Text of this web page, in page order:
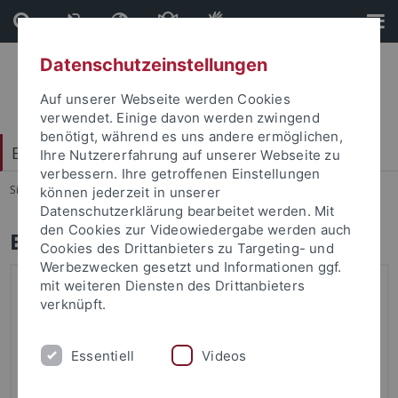
Direkt
zum
Inhalt
Direkt
zur
Fußleiste
Exzellenzcluster - HUMAN ORIGINS
Sie sind hier: Startseite ... Home
Exzellenzcluster HUMAN ORIGINS
Datenschutzeinstellungen
Auf unserer Webseite werden Cookies
verwendet. Einige davon werden zwingend
benötigt, während es uns andere ermöglichen,
Ihre Nutzererfahrung auf unserer Webseite zu
verbessern. Ihre getroffenen Einstellungen
können jederzeit in unserer
Datenschutzerklärung bearbeitet werden. Mit
den Cookies zur Videowiedergabe werden auch
Cookies des Drittanbieters zu Targeting- und
Werbezwecken gesetzt und Informationen ggf.
mit weiteren Diensten des Drittanbieters
verknüpft.
Essentiell Videos